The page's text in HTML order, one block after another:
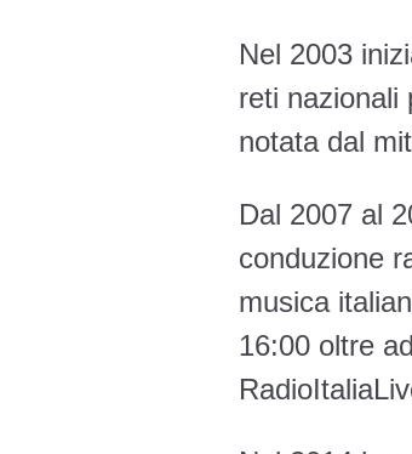
Nel 2003
reti nazionali
notata dal
Dal 2007 al
conduzione
musica
16:00 oltre